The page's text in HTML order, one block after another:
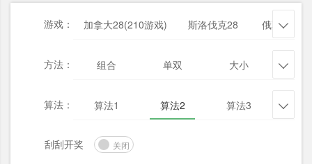
游戏： 加拿大28(210游戏) 斯洛伐克28 俄勒冈28

方法： 组合 单双 大小 
算法： 算法1 算法2 算法3 
刮刮开奖 关闭